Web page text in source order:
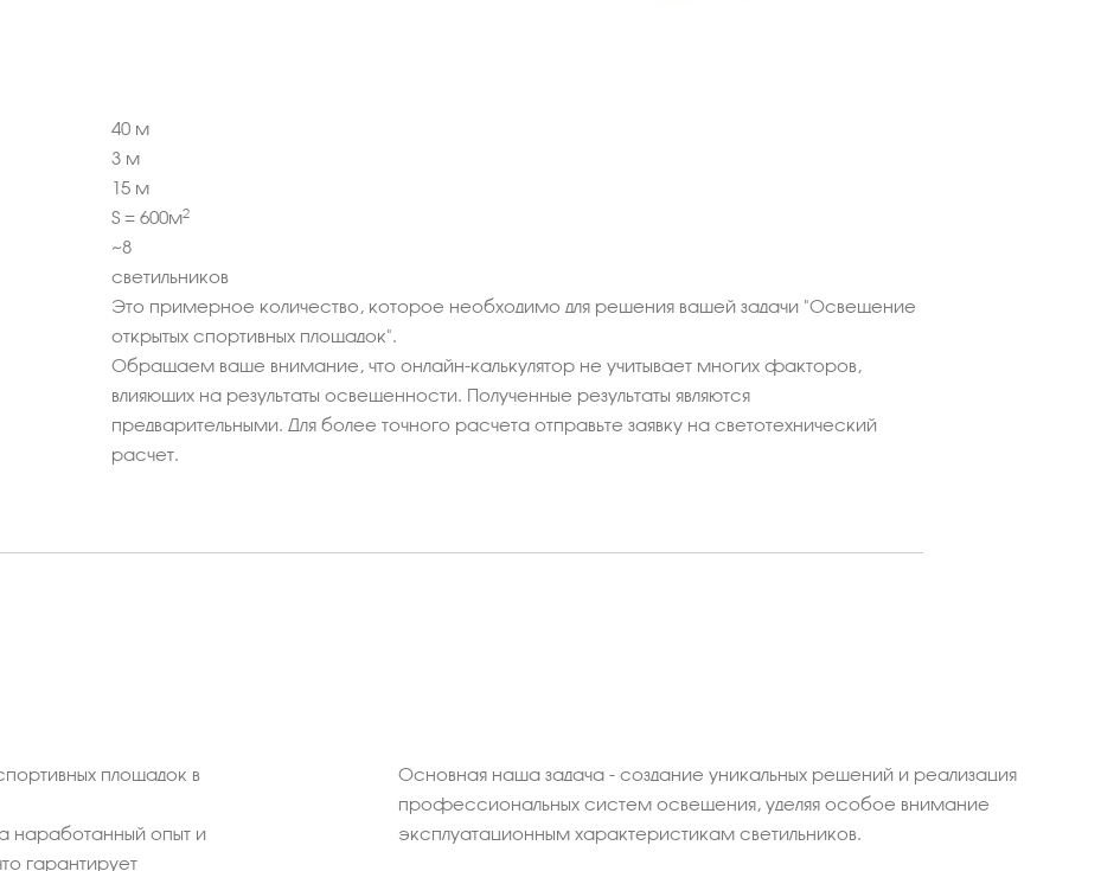
40м
3м
15м
S = 600м2
~8
светильников
Это примерное количество, которое необходимо для решения вашей задачи "Освещение
открытых спортивных площадок".
Обращаем ваше внимание, что онлайн-калькулятор не учитывает многих факторов,
влияющих на результаты освещенности. Полученные результаты являются
предварительными. Для более точного расчета отправьте заявку на светотехнический
расчет.
площадок в
наработанный опыт и
гарантирует
Основная наша задача - создание уникальных решений и реализация
профессиональных систем освещения, уделяя особое внимание
эксплуатационным характеристикам светильников.